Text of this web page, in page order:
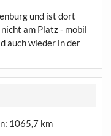
und ist dort
am Platz - mobil
auch wieder in der
1065,7 km